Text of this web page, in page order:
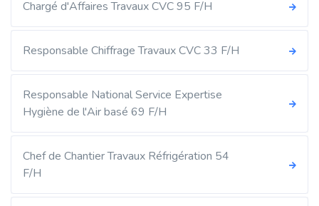
Chargé d'Affaires Travaux CVC 95 F/H
Responsable Chiffrage Travaux CVC 33 F/H
Responsable National Service Expertise
Hygiène de l'Air basé 69 F/H
Chef de Chantier Travaux Réfrigération 54
F/H